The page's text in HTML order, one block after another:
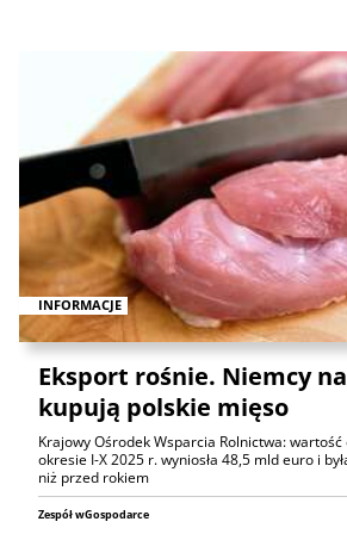
INFORMACJE
Eksport rośnie. Niemcy
kupują polskie mięso
Krajowy Ośrodek Wsparcia Rolnictwa:
okresie I-X 2025 r. wyniosła 48,5 mld euro i
niż przed rokiem
Zespół wGospodarce